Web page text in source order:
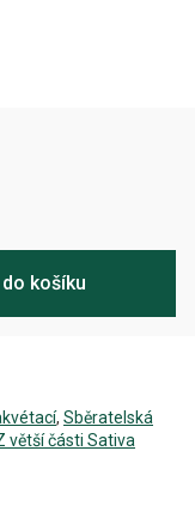
košíku
, Sběratelská
větší části Sativa